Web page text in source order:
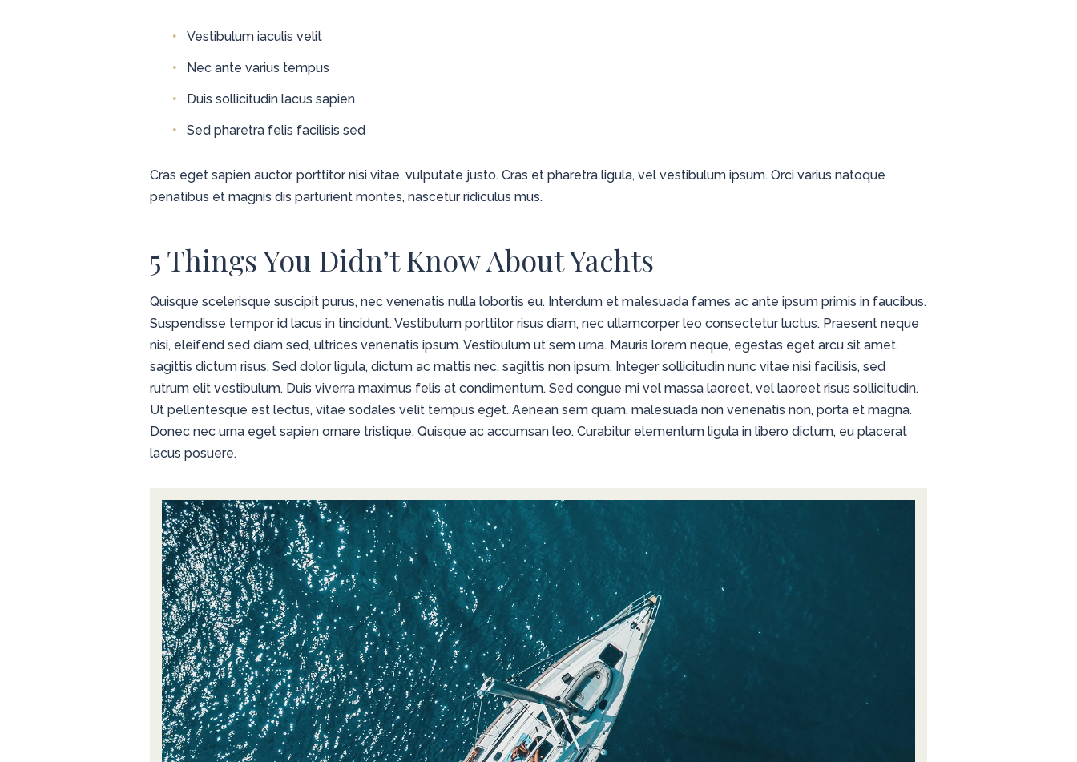
Vestibulum iaculis velit
Nec ante varius tempus
Duis sollicitudin lacus sapien
Sed pharetra felis facilisis sed
Cras eget sapien auctor, porttitor nisi vitae, vulputate justo. Cras et pharetra ligula, vel vestibulum ipsum. Orci varius natoque
penatibus et magnis dis parturient montes, nascetur ridiculus mus.
5 Things You Didn’t Know About Yachts
Quisque scelerisque suscipit purus, nec venenatis nulla lobortis eu. Interdum et malesuada fames ac ante ipsum primis in faucibus.
Suspendisse tempor id lacus in tincidunt. Vestibulum porttitor risus diam, nec ullamcorper leo consectetur luctus. Praesent neque
nisi, eleifend sed diam sed, ultrices venenatis ipsum. Vestibulum ut sem urna. Mauris lorem neque, egestas eget arcu sit amet,
sagittis dictum risus. Sed dolor ligula, dictum ac mattis nec, sagittis non ipsum. Integer sollicitudin nunc vitae nisi facilisis, sed
rutrum elit vestibulum. Duis viverra maximus felis at condimentum. Sed congue mi vel massa laoreet, vel laoreet risus sollicitudin.
Ut pellentesque est lectus, vitae sodales velit tempus eget. Aenean sem quam, malesuada non venenatis non, porta et magna.
Donec nec urna eget sapien ornare tristique. Quisque ac accumsan leo. Curabitur elementum ligula in libero dictum, eu placerat
lacus posuere.